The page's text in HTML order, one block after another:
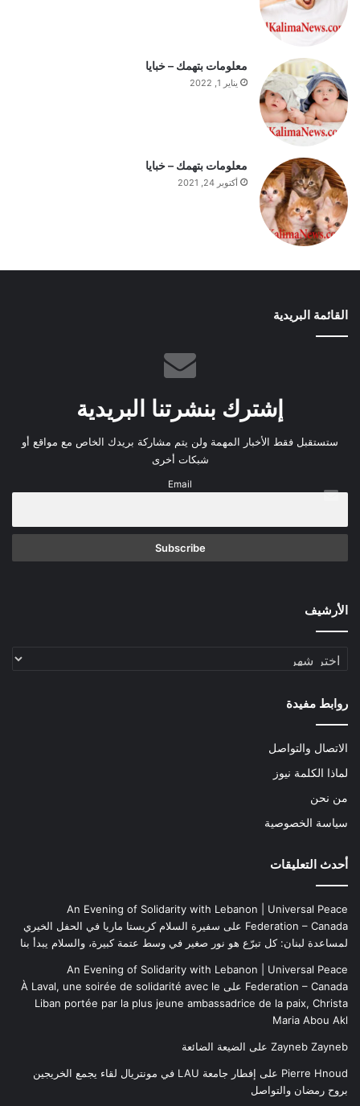
و
م
معلومات بتهمك – خبايا
يناير 1, 2022
معلومات بتهمك – خبايا
أكتوبر 24, 2021
القائمة البريدية
إشترك بنشرتنا البريدية
ستستقبل فقط الأخبار المهمة ولن يتم مشاركة بريدك الخاص مع مواقع أو
شبكات أخرى
Email
الأرشيف
الأرشيف
روابط مفيدة
الاتصال والتواصل
لماذا الكلمة نيوز
من نحن
سياسة الخصوصية
أحدث التعليقات
An Evening of Solidarity with Lebanon | Universal Peace
Federation – Canada على سفيرة السلام كريستا ماريا في الحفل الخيري
لمساعدة لبنان: كل تبرّع هو نور صغير في وسط عتمة كبيرة، والسلام يبدأ بنا
An Evening of Solidarity with Lebanon | Universal Peace
Federation – Canada على À Laval, une soirée de solidarité avec le
Liban portée par la plus jeune ambassadrice de la paix, Christa
Maria Abou Akl
Zayneb Zayneb على الضيعة الضائعة
Pierre Hnoud على
إفطار جامعة LAU في مونتريال لقاء يجمع الخريجين
بروح رمضان والتواصل